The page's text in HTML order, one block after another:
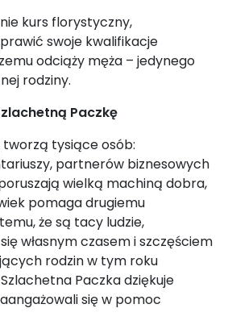
kurs florystyczny,
swoje kwalifikacje
odciąży męża – jedynego
rodziny.
Paczkę
tysiące osób:
partnerów biznesowych
wielką machiną dobra,
pomaga drugiemu
że są tacy ludzie,
własnym czasem i szczęściem
rodzin w tym roku
Paczka dziękuje
się w pomoc